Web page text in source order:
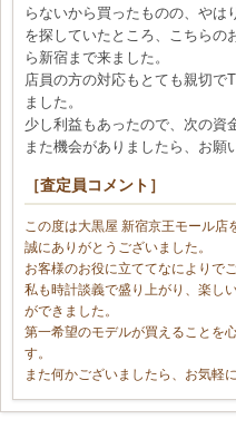
らないから買ったものの、やは
を探していたところ、こちらの
ら新宿まで来ました。
店員の方の対応もとても親切で
ました。
少し利益もあったので、次の資
また機会がありましたら、お願
［査定員コメント］
この度は大黒屋 新宿京王モール店
誠にありがとうございました。
お客様のお役に立ててなによりで
私も時計談義で盛り上がり、楽し
ができました。
第一希望のモデルが買えることを
す。
また何かございましたら、お気軽